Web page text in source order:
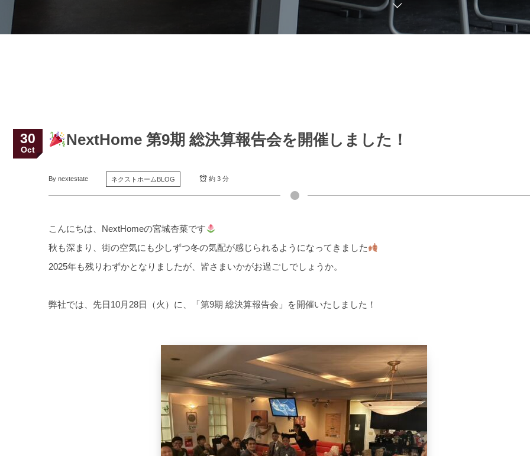
30
Oct
NextHome 第9期 総決算報告会を開催しました！
By nextestate ネクストホームBLOG 約 3 分
こんにちは、NextHomeの宮城杏菜です
秋も深まり、街の空気にも少しずつ冬の気配が感じられるようになってきました
2025年も残りわずかとなりましたが、皆さまいかがお過ごしでしょうか。
弊社では、先日10月28日（火）に、「第9期 総決算報告会」を開催いたしました！